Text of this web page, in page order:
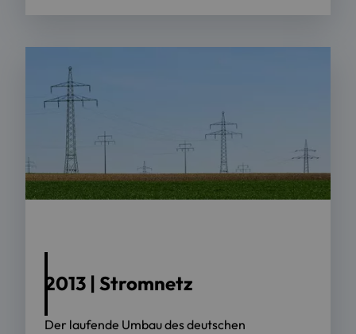
2013 | Stromnetz
Der laufende Umbau des deutschen